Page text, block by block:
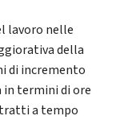
lavoro nelle
della
di incremento
in termini di ore
a tempo